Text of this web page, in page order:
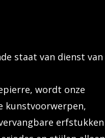
staat van dienst van
wordt onze
kunstvoorwerpen,
erfstukken